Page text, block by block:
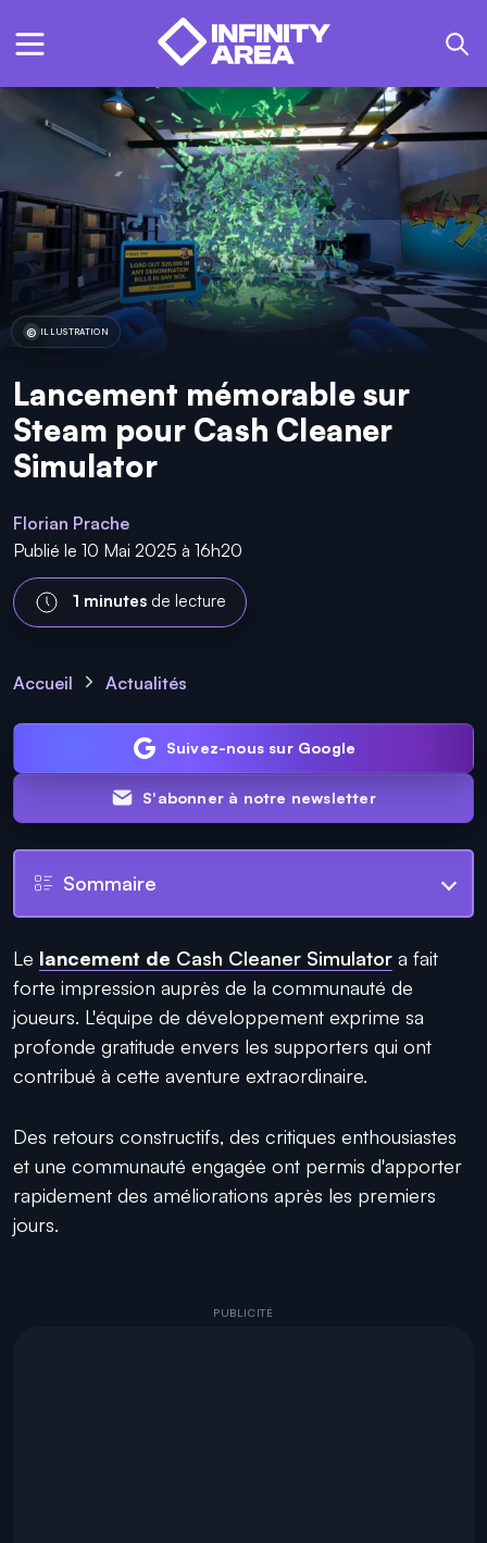
ILLUSTRATION
Lancement mémorable sur
Steam pour Cash Cleaner
Simulator
Florian Prache
Publié le 10 Mai 2025 à 16h20
1 minutes de lecture
Accueil Actualités
Suivez-nous sur Google
S'abonner à notre newsletter
Sommaire
Le lancement de Cash Cleaner Simulator a fait
forte impression auprès de la communauté de
joueurs. L'équipe de développement exprime sa
profonde gratitude envers les supporters qui ont
contribué à cette aventure extraordinaire.
Des retours constructifs, des critiques enthousiastes
et une communauté engagée ont permis d'apporter
rapidement des améliorations après les premiers
jours.